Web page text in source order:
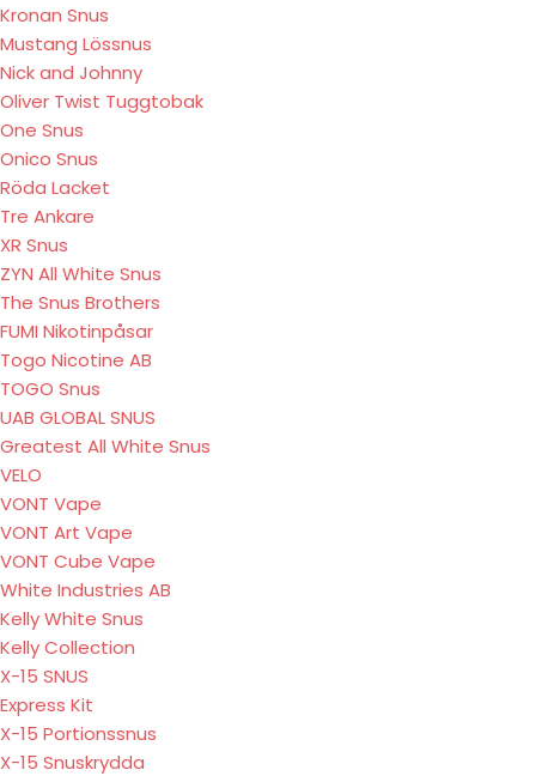
Kronan Snus
Mustang Lössnus
Nick and Johnny
Oliver Twist Tuggtobak
One Snus
Onico Snus
Röda Lacket
Tre Ankare
XR Snus
ZYN All White Snus
The Snus Brothers
FUMI Nikotinpåsar
Togo Nicotine AB
TOGO Snus
UAB GLOBAL SNUS
Greatest All White Snus
VELO
VONT Vape
VONT Art Vape
VONT Cube Vape
White Industries AB
Kelly White Snus
Kelly Collection
X-15 SNUS
Express Kit
X-15 Portionssnus
X-15 Snuskrydda